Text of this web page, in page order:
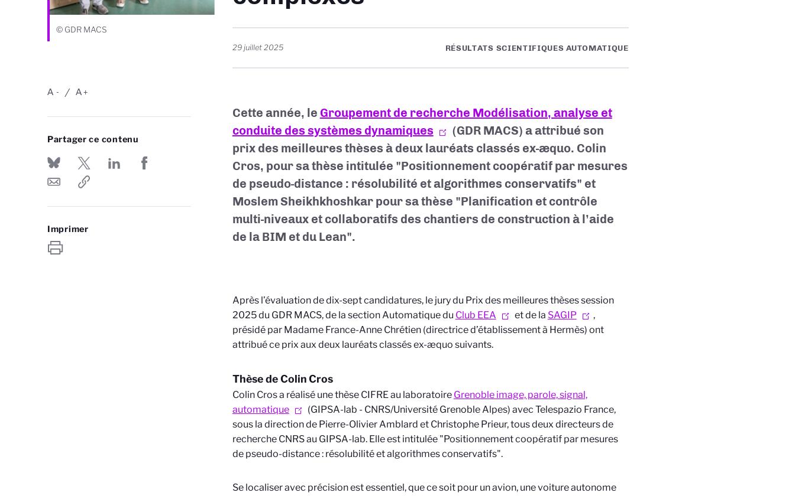
© GDR MACS
-
A +
A
Partager ce contenu
Imprimer
29 juillet 2025 RÉSULTATS SCIENTIFIQUES AUTOMATIQUE
Cette année, le Groupement de recherche Modélisation, analyse et
conduite des systèmes dynamiques
(GDR MACS) a attribué son
prix des meilleures thèses à deux lauréats classés ex-æquo. Colin
Cros, pour sa thèse intitulée "Positionnement coopératif par mesures
de pseudo-distance : résolubilité et algorithmes conservatifs" et
Moslem Sheikhkhoshkar pour sa thèse "Planification et contrôle
multi-niveaux et collaboratifs des chantiers de construction à l’aide
de la BIM et du Lean".
Après l’évaluation de dix-sept candidatures, le jury du Prix des meilleures thèses session
2025 du GDR MACS, de la section Automatique du Club EEA et de la SAGIP
,
présidé par Madame France-Anne Chrétien (directrice d’établissement à Hermès) ont
attribué ce prix aux deux lauréats classés ex-æquo suivants.
Thèse de Colin Cros
Colin Cros a réalisé une thèse CIFRE au laboratoire Grenoble image, parole, signal,
automatique
(GIPSA-lab - CNRS/Université Grenoble Alpes) avec Telespazio France,
sous la direction de Pierre-Olivier Amblard et Christophe Prieur, tous deux directeurs de
recherche CNRS au GIPSA-lab. Elle est intitulée "Positionnement coopératif par mesures
de pseudo-distance : résolubilité et algorithmes conservatifs".
Se localiser avec précision est essentiel, que ce soit pour un avion, une voiture autonome